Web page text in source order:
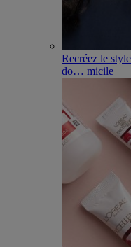
Recréez le
do… micile